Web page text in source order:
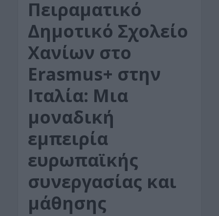
Πειραματικό
Δημοτικό Σχολείο
Χανίων στο
Erasmus+ στην
Ιταλία: Μια
μοναδική
εμπειρία
ευρωπαϊκής
συνεργασίας και
μάθησης